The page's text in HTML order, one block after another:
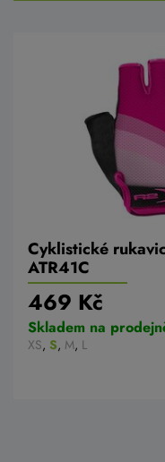
Cyklistické
ATR41C
469 Kč
Skladem na
XS, S, M, L